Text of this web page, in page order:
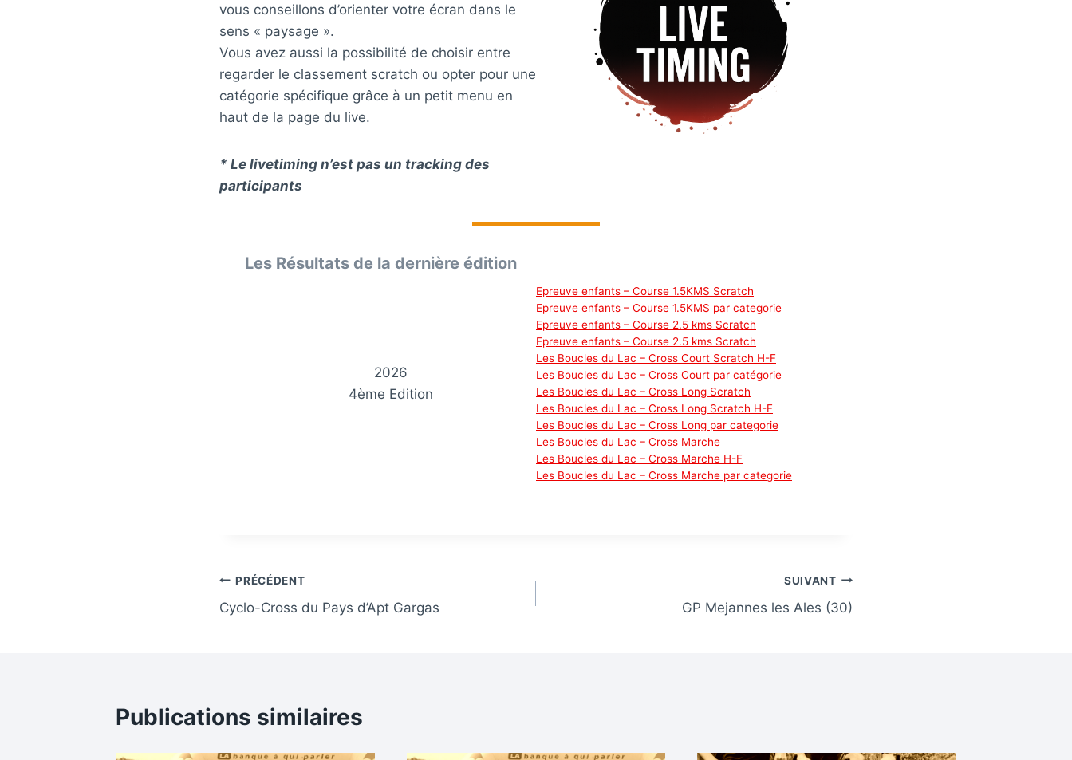
vous conseillons d’orienter votre écran dans le
sens « paysage ».
Vous avez aussi la possibilité de choisir entre
regarder le classement scratch ou opter pour une
catégorie spécifique grâce à un petit menu en
haut de la page du live.
* Le livetiming n’est pas un tracking des
participants
Les Résultats de la dernière édition
2026
4ème Edition
Epreuve enfants – Course 1.5KMS Scratch
Epreuve enfants – Course 1.5KMS par categorie
Epreuve enfants – Course 2.5 kms Scratch
Epreuve enfants – Course 2.5 kms Scratch
Les Boucles du Lac – Cross Court Scratch H-F
Les Boucles du Lac – Cross Court par catégorie
Les Boucles du Lac – Cross Long Scratch
Les Boucles du Lac – Cross Long Scratch H-F
Les Boucles du Lac – Cross Long par categorie
Les Boucles du Lac – Cross Marche
Les Boucles du Lac – Cross Marche H-F
Les Boucles du Lac – Cross Marche par categorie
Navigation
de
PRÉCÉDENT
Cyclo-Cross du Pays d’Apt Gargas
SUIVANT
GP Mejannes les Ales (30)
Publications similaires